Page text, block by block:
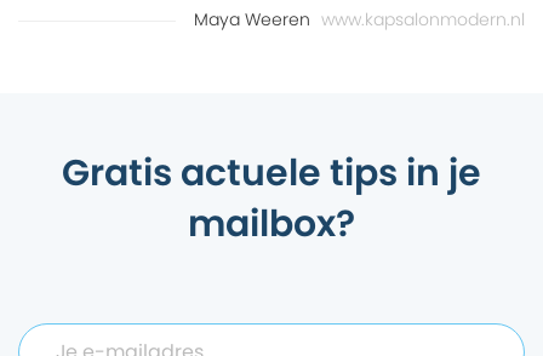
Maya Weeren www.kapsalonmodern.nl
Gratis actuele tips in je
mailbox?